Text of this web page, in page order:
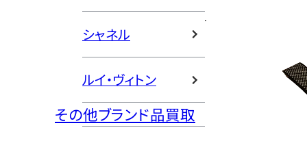
シャネル
ルイ・ヴィトン
その他ブランド品買取